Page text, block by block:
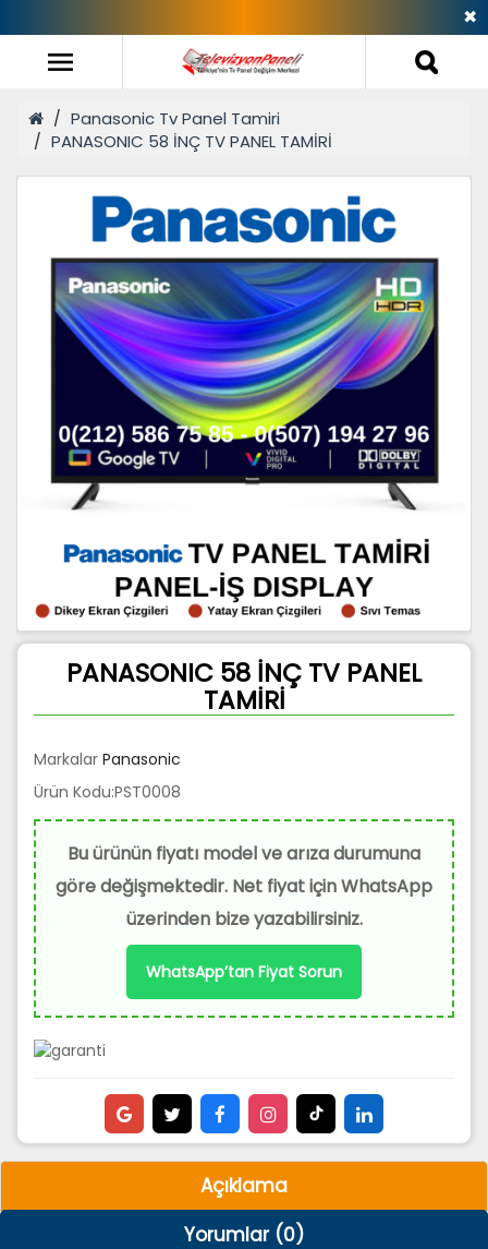
ℹ️
✖
Panasonic Tv Panel Tamiri
PANASONIC 58 İNÇ TV PANEL TAMİRİ
PANASONIC 58 İNÇ TV PANEL
TAMİRİ
Markalar Panasonic
Ürün Kodu:PST0008
Bu ürünün fiyatı model ve arıza durumuna
göre değişmektedir. Net fiyat için WhatsApp
üzerinden bize yazabilirsiniz.
WhatsApp’tan Fiyat Sorun
Açıklama
Yorumlar (0)